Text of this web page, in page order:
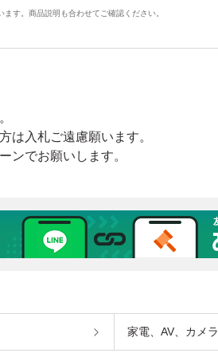
す。商品説明も合わせてご確認ください。
家電、AV、カメラ